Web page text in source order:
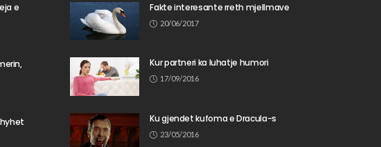
e
Fakte interesante rreth mjellmave
20/06/2017
Kur partneri ka luhatje humori
17/09/2016
Ku gjendet kufoma e Dracula-s
23/05/2016